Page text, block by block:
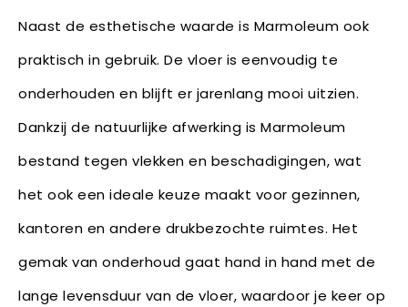
Naast de esthetische waarde is Marmoleum ook
praktisch in gebruik. De vloer is eenvoudig te
onderhouden en blijft er jarenlang mooi uitzien.
Dankzij de natuurlijke afwerking is Marmoleum
bestand tegen vlekken en beschadigingen, wat
het ook een ideale keuze maakt voor gezinnen,
kantoren en andere drukbezochte ruimtes. Het
gemak van onderhoud gaat hand in hand met de
lange levensduur van de vloer, waardoor je keer op